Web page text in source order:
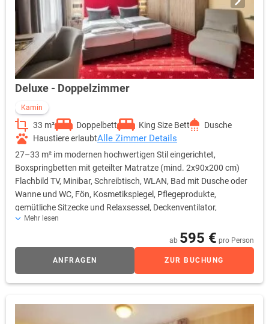
Deluxe - Doppelzimmer
Kamin
33 m² Doppelbett King Size Bett
Dusche
Haustiere erlaubtAlle Zimmer Details
27–33 m² im modernen hochwertigen Stil eingerichtet,
Boxspringbetten mit geteilter Matratze (mind. 2x90x200 cm)
Flachbild TV, Minibar, Schreibtisch, WLAN, Bad mit Dusche oder
Wanne und WC, Fön, Kosmetikspiegel, Pflegeprodukte,
gemütliche Sitzecke und Relaxsessel, Deckenventilator,
Kaffeestation, Zimmersafe, und Kamin.
Mehr lesen
ab 595 € pro Person
ANFRAGEN ZUR BUCHUNG